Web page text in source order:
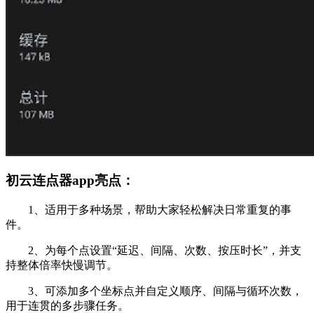
初云连点器app亮点：
1、适用于多种场景，帮助大家轻松解决日常重复的事
件。
2、为每个点设置“延迟、间隔、次数、按压时长”，并支
持整体倍率快慢调节。
3、可添加多个坐标点并自定义顺序、间隔与循环次数，
用于连贯的多步骤任务。